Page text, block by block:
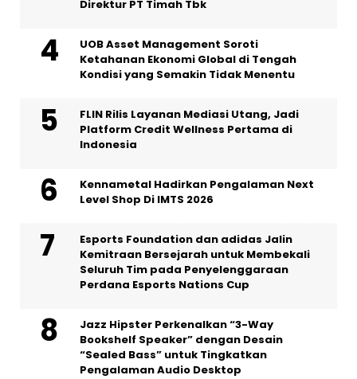
Direktur PT Timah Tbk
UOB Asset Management Soroti
Ketahanan Ekonomi Global di Tengah
Kondisi yang Semakin Tidak Menentu
FLIN Rilis Layanan Mediasi Utang, Jadi
Platform Credit Wellness Pertama di
Indonesia
Kennametal Hadirkan Pengalaman Next
Level Shop Di IMTS 2026
Esports Foundation dan adidas Jalin
Kemitraan Bersejarah untuk Membekali
Seluruh Tim pada Penyelenggaraan
Perdana Esports Nations Cup
Jazz Hipster Perkenalkan “3-Way
Bookshelf Speaker” dengan Desain
“Sealed Bass” untuk Tingkatkan
Pengalaman Audio Desktop